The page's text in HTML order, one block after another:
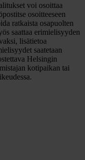
voi osoittaa
osoitteeseen
ratkaista osapuolten
saattaa erimielisyyden
lisätietoa
saatetaan
Helsingin
kotipaikan tai